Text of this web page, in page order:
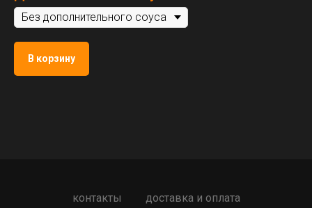
В корзину
контакты доставка и оплата